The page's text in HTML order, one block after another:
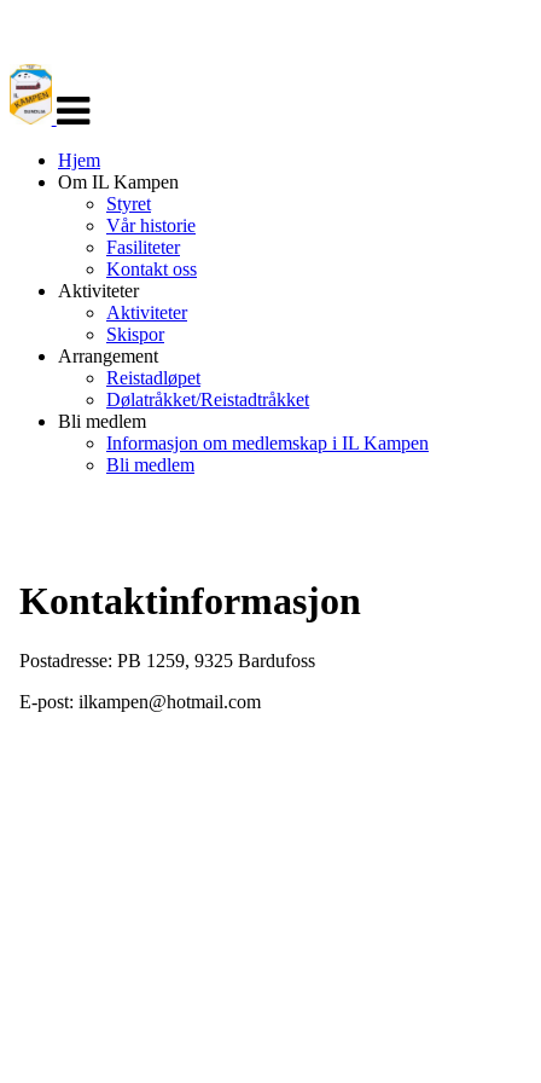
navigasjon
Hjem
Om IL Kampen
Styret
Vår historie
Fasiliteter
Kontakt oss
Aktiviteter
Aktiviteter
Skispor
Arrangement
Reistadløpet
Dølatråkket/Reistadtråkket
Bli medlem
Informasjon om medlemskap i IL Kampen
Bli medlem
Kontaktinformasjon
Postadresse: PB 1259, 9325 Bardufoss
E-post: ilkampen@hotmail.com